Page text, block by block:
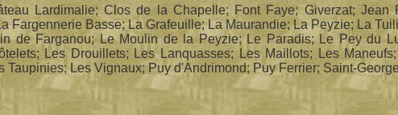
Lardimalie; Clos de la Chapelle; Font Faye; Giverzat;
Fargennerie Basse; La Grafeuille; La Maurandie; La Peyzie; La
de Farganou; Le Moulin de la Peyzie; Le Paradis; Le Pey du
Les Drouillets; Les Lanquasses; Les Maillots; Les
Les Vignaux; Puy d'Andrimond; Puy Ferrier; Saint-